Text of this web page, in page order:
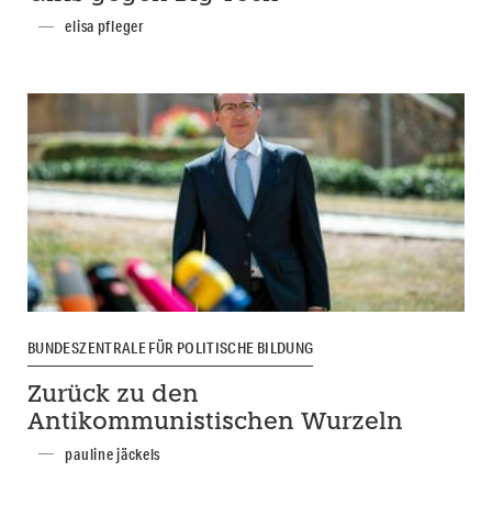
elisa pfleger
BUNDESZENTRALE FÜR POLITISCHE BILDUNG
Zurück zu den
Antikommunistischen Wurzeln
pauline jäckels